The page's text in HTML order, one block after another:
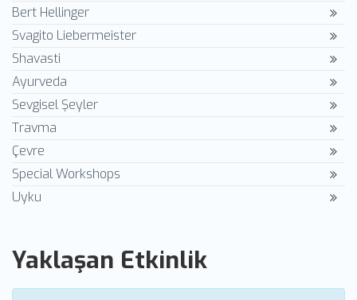
Bert Hellinger
Svagito Liebermeister
Shavasti
Ayurveda
Sevgisel Şeyler
Travma
Çevre
Special Workshops
Uyku
Yaklaşan Etkinlik